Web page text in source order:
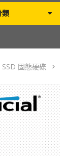
類
SSD 固態硬碟